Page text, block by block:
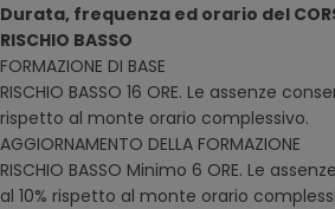
Durata, frequenza ed orario del
RISCHIO BASSO
FORMAZIONE DI BASE
RISCHIO BASSO 16 ORE. Le assenze
rispetto al monte orario complessivo.
AGGIORNAMENTO DELLA FORMAZIONE
RISCHIO BASSO Minimo 6 ORE. Le
al 10% rispetto al monte orario